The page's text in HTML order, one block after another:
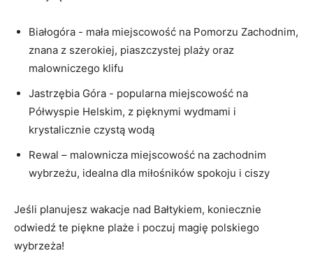
Białogóra ‌- mała miejscowość na ‍Pomorzu Zachodnim,
‍znana z szerokiej, piaszczystej plaży oraz
malowniczego klifu
Jastrzębia Góra -‍ popularna miejscowość⁤ na
Półwyspie Helskim, z pięknymi wydmami i
krystalicznie czystą wodą
Rewal – malownicza miejscowość na zachodnim
wybrzeżu, idealna ⁤dla miłośników spokoju i ciszy
Jeśli planujesz wakacje nad Bałtykiem, koniecznie
odwiedź te piękne plaże i poczuj magię polskiego
wybrzeża!